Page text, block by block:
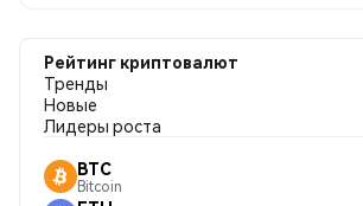
Рейтинг криптовалют
Тренды
Новые
Лидеры роста
BTC
Bitcoin